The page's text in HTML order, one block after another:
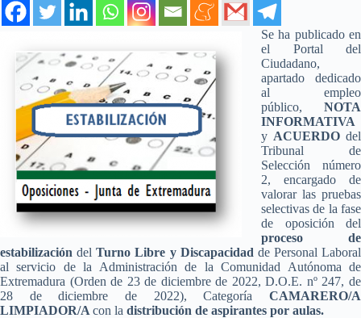
Se ha publicado en
el Portal del
Ciudadano,
apartado dedicado
al empleo
público, NOTA
INFORMATIVA
y ACUERDO del
Tribunal de
Selección número
2, encargado de
valorar las pruebas
selectivas de la fase
de oposición del
proceso de
estabilización delTurno Libre y Discapacidad de Personal Laboral
al servicio de la Administración de la Comunidad Autónoma de
Extremadura (Orden de 23 de diciembre de 2022, D.O.E. nº 247, de
28 de diciembre de 2022), Categoría CAMARERO/A
LIMPIADOR/A con la distribución de aspirantes por aulas.